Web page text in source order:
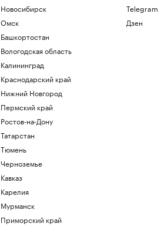
Новосибирск
Омск
Башкортостан
Вологодская область
Калининград
Краснодарский край
Нижний Новгород
Пермский край
Ростов-на-Дону
Татарстан
Тюмень
Черноземье
Кавказ
Карелия
Мурманск
Приморский край
Telegram
Дзен